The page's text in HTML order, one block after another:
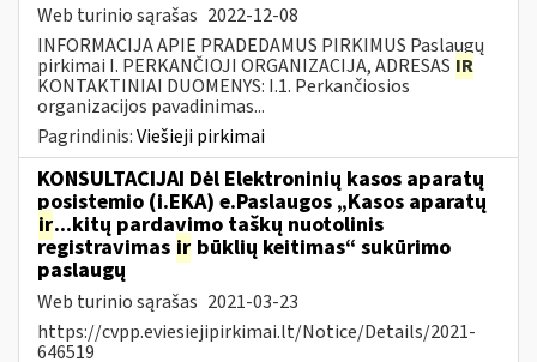
Web turinio sąrašas 2022-12-08
INFORMACIJA APIE PRADEDAMUS PIRKIMUS Paslaugų
pirkimai I. PERKANČIOJI ORGANIZACIJA, ADRESAS IR
KONTAKTINIAI DUOMENYS: I.1. Perkančiosios
organizacijos pavadinimas...
Pagrindinis:Viešieji pirkimai
KONSULTACIJAI Dėl Elektroninių kasos aparatų
posistemio (i.EKA) e.Paslaugos „Kasos aparatų
ir...kitų pardavimo taškų nuotolinis
registravimas ir būklių keitimas“ sukūrimo
paslaugų
Web turinio sąrašas 2021-03-23
https://cvpp.eviesiejipirkimai.lt/Notice/Details/2021-
646519